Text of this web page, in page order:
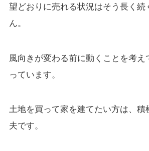
望どおりに売れる状況はそう長く続
ん。
風向きが変わる前に動くことを考え
っています。
土地を買って家を建てたい方は、積
夫です。